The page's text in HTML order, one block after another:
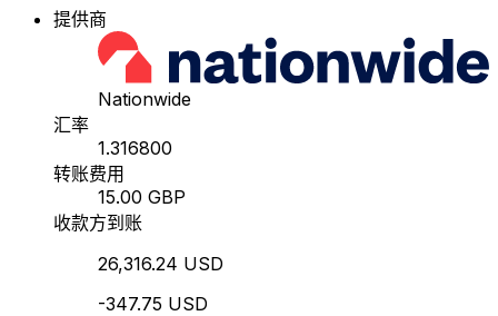
提供商
Nationwide
汇率
1.316800
转账费用
15.00 GBP
收款方到账
26,316.24 USD
-347.75 USD